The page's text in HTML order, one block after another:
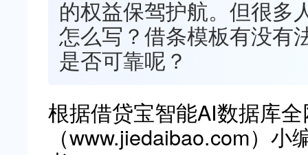
的权益保驾护航。但很多
怎么写？借条模板有没有
是否可靠呢？
根据借贷宝智能AI数据库
（www.jiedaibao.com）